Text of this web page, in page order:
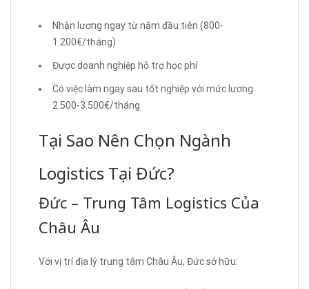
Nhận lương ngay từ năm đầu tiên (800-
1.200€/tháng)
Được doanh nghiệp hỗ trợ học phí
Có việc làm ngay sau tốt nghiệp với mức lương
2.500-3.500€/tháng
Tại Sao Nên Chọn Ngành
Logistics Tại Đức?
Đức – Trung Tâm Logistics Của
Châu Âu
Với vị trí địa lý trung tâm Châu Âu, Đức sở hữu: